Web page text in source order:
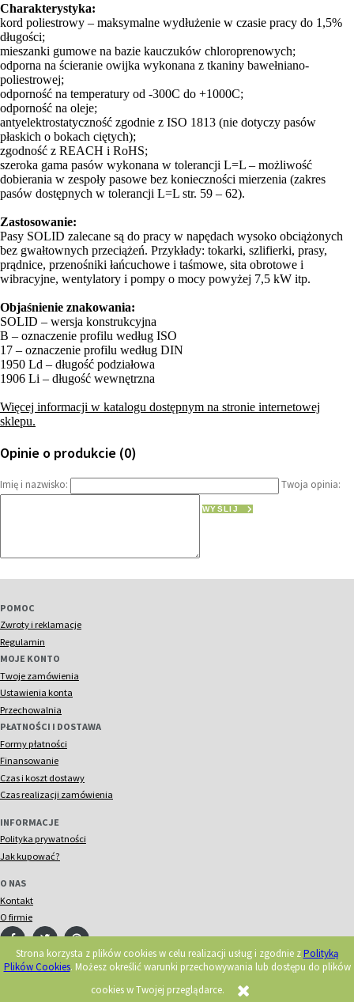
Strona korzysta z plików cookies w celu realizacji usług i zgodnie zPolityką
Plików Cookies. Możesz określić warunki przechowywania lub dostępu do plików
cookies w Twojej przeglądarce.
Charakterystyka:
kord poliestrowy – maksymalne wydłużenie w czasie pracy do 1,5%
długości;
mieszanki gumowe na bazie kauczuków chloroprenowych;
odporna na ścieranie owijka wykonana z tkaniny bawełniano-
poliestrowej;
odporność na temperatury od -300C do +1000C;
odporność na oleje;
antyelektrostatyczność zgodnie z ISO 1813 (nie dotyczy pasów
płaskich o bokach ciętych);
zgodność z REACH i RoHS;
szeroka gama pasów wykonana w tolerancji L=L – możliwość
dobierania w zespoły pasowe bez konieczności mierzenia (zakres
pasów dostępnych w tolerancji L=L str. 59 – 62).
Zastosowanie:
Pasy SOLID zalecane są do pracy w napędach wysoko obciążonych
bez gwałtownych przeciążeń. Przykłady: tokarki, szlifierki, prasy,
prądnice, przenośniki łańcuchowe i taśmowe, sita obrotowe i
wibracyjne, wentylatory i pompy o mocy powyżej 7,5 kW itp.
Objaśnienie znakowania:
SOLID – wersja konstrukcyjna
B – oznaczenie profilu według ISO
17 – oznaczenie profilu według DIN
1950 Ld – długość podziałowa
1906 Li – długość wewnętrzna
Więcej informacji w katalogu dostępnym na stronie internetowej
sklepu.
Opinie o produkcie (0)
Imię i nazwisko: Twoja opinia:
WYŚLIJ
POMOC
Zwroty i reklamacje
Regulamin
MOJE KONTO
Twoje zamówienia
Ustawienia konta
Przechowalnia
PŁATNOŚCI I DOSTAWA
Formy płatności
Finansowanie
Czas i koszt dostawy
Czas realizacji zamówienia
INFORMACJE
Polityka prywatności
Jak kupować?
O NAS
Kontakt
O firmie
© 2018 Acorn. Wszelkie prawa zastrzeżone.